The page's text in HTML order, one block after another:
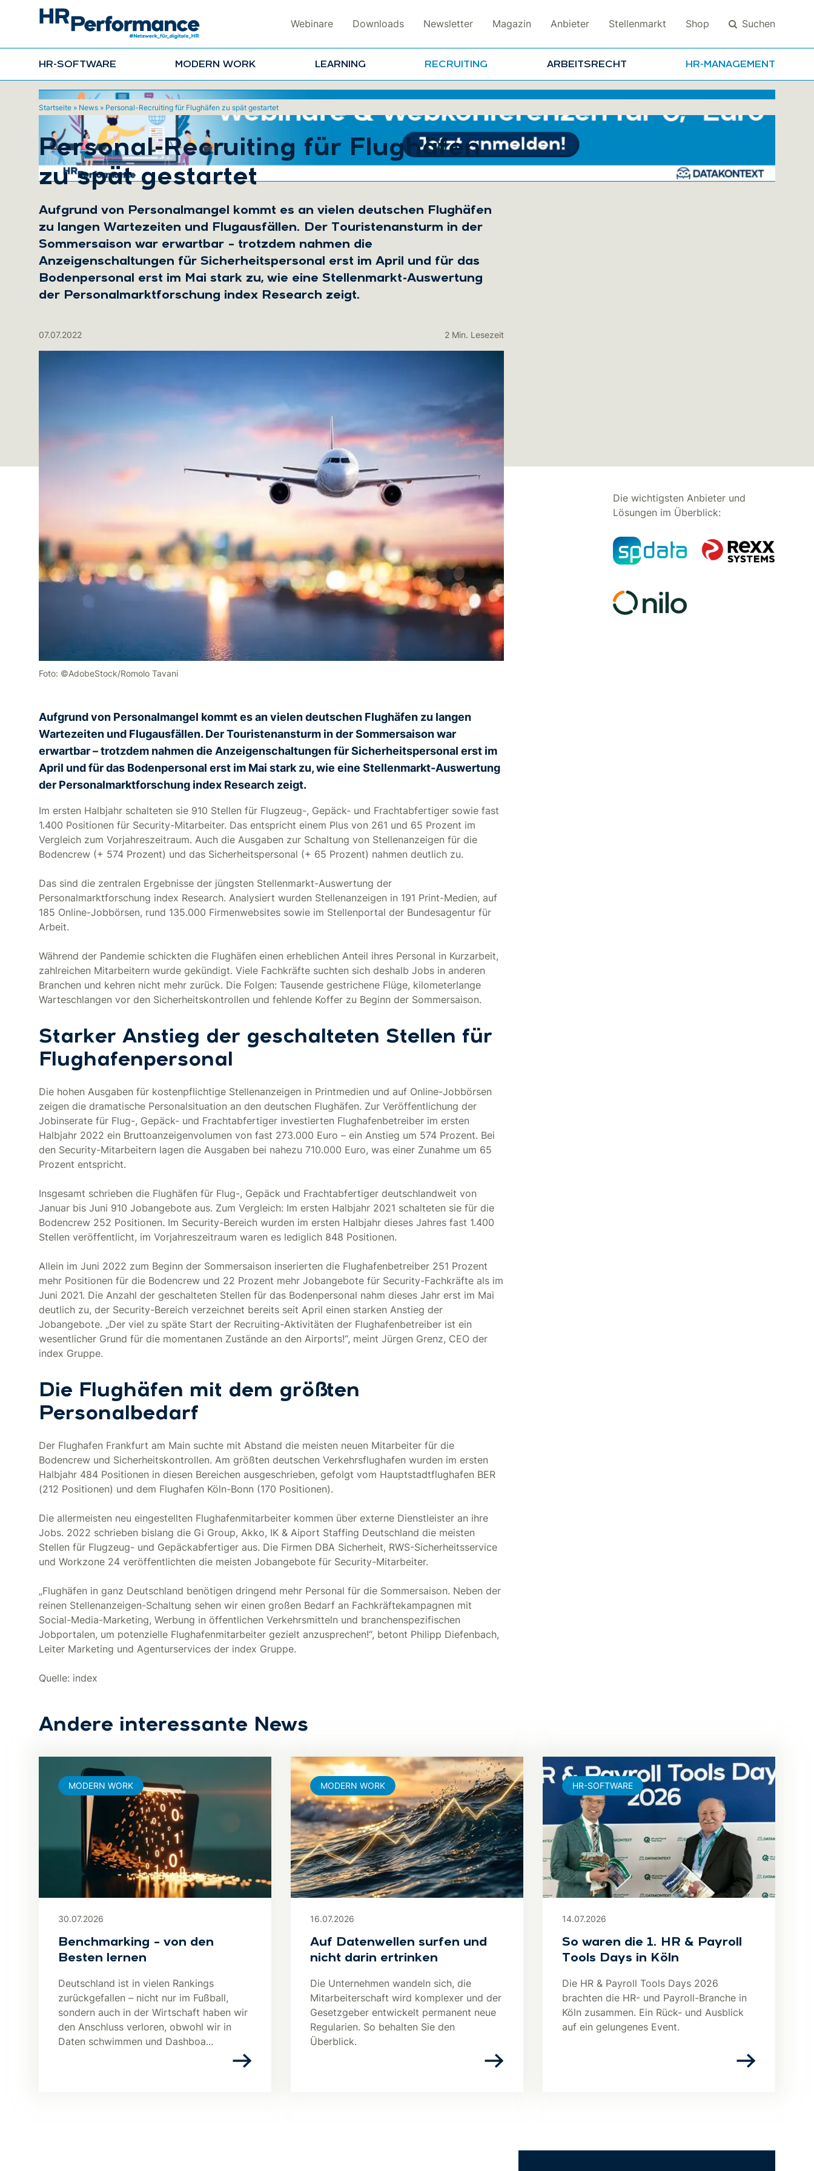
Webinare Downloads Newsletter Magazin Anbieter Stellenmarkt Shop Suchen
HR-SOFTWARE MODERN WORK LEARNING RECRUITING ARBEITSRECHT HR-MANAGEMENT
Startseite » News » Personal-Recruiting für Flughäfen zu spät gestartet
Personal-Recruiting für Flughäfen
zu spät gestartet
Aufgrund von Personalmangel kommt es an vielen deutschen Flughäfen
zu langen Wartezeiten und Flugausfällen. Der Touristenansturm in der
Sommersaison war erwartbar – trotzdem nahmen die
Anzeigenschaltungen für Sicherheitspersonal erst im April und für das
Bodenpersonal erst im Mai stark zu, wie eine Stellenmarkt-Auswertung
der Personalmarktforschung index Research zeigt.
07.07.2022 2 Min. Lesezeit
Foto: ©AdobeStock/Romolo Tavani
Aufgrund von Personalmangel kommt es an vielen deutschen Flughäfen zu langen
Wartezeiten und Flugausfällen. Der Touristenansturm in der Sommersaison war
erwartbar – trotzdem nahmen die Anzeigenschaltungen für Sicherheitspersonal erst im
April und für das Bodenpersonal erst im Mai stark zu, wie eine Stellenmarkt-Auswertung
der Personalmarktforschung index Research zeigt.
Im ersten Halbjahr schalteten sie 910 Stellen für Flugzeug-, Gepäck- und Frachtabfertiger sowie fast
1.400 Positionen für Security-Mitarbeiter. Das entspricht einem Plus von 261 und 65 Prozent im
Vergleich zum Vorjahreszeitraum. Auch die Ausgaben zur Schaltung von Stellenanzeigen für die
Bodencrew (+ 574 Prozent) und das Sicherheitspersonal (+ 65 Prozent) nahmen deutlich zu.
Das sind die zentralen Ergebnisse der jüngsten Stellenmarkt-Auswertung der
Personalmarktforschung index Research. Analysiert wurden Stellenanzeigen in 191 Print-Medien, auf
185 Online-Jobbörsen, rund 135.000 Firmenwebsites sowie im Stellenportal der Bundesagentur für
Arbeit.
Während der Pandemie schickten die Flughäfen einen erheblichen Anteil ihres Personal in Kurzarbeit,
zahlreichen Mitarbeitern wurde gekündigt. Viele Fachkräfte suchten sich deshalb Jobs in anderen
Branchen und kehren nicht mehr zurück. Die Folgen: Tausende gestrichene Flüge, kilometerlange
Warteschlangen vor den Sicherheitskontrollen und fehlende Koffer zu Beginn der Sommersaison.
Starker Anstieg der geschalteten Stellen für
Flughafenpersonal
Die hohen Ausgaben für kostenpflichtige Stellenanzeigen in Printmedien und auf Online-Jobbörsen
zeigen die dramatische Personalsituation an den deutschen Flughäfen. Zur Veröffentlichung der
Jobinserate für Flug-, Gepäck- und Frachtabfertiger investierten Flughafenbetreiber im ersten
Halbjahr 2022 ein Bruttoanzeigenvolumen von fast 273.000 Euro – ein Anstieg um 574 Prozent. Bei
den Security-Mitarbeitern lagen die Ausgaben bei nahezu 710.000 Euro, was einer Zunahme um 65
Prozent entspricht.
Insgesamt schrieben die Flughäfen für Flug-, Gepäck und Frachtabfertiger deutschlandweit von
Januar bis Juni 910 Jobangebote aus. Zum Vergleich: Im ersten Halbjahr 2021 schalteten sie für die
Bodencrew 252 Positionen. Im Security-Bereich wurden im ersten Halbjahr dieses Jahres fast 1.400
Stellen veröffentlicht, im Vorjahreszeitraum waren es lediglich 848 Positionen.
Allein im Juni 2022 zum Beginn der Sommersaison inserierten die Flughafenbetreiber 251 Prozent
mehr Positionen für die Bodencrew und 22 Prozent mehr Jobangebote für Security-Fachkräfte als im
Juni 2021. Die Anzahl der geschalteten Stellen für das Bodenpersonal nahm dieses Jahr erst im Mai
deutlich zu, der Security-Bereich verzeichnet bereits seit April einen starken Anstieg der
Jobangebote. „Der viel zu späte Start der Recruiting-Aktivitäten der Flughafenbetreiber ist ein
wesentlicher Grund für die momentanen Zustände an den Airports!“, meint Jürgen Grenz, CEO der
index Gruppe.
Die Flughäfen mit dem größten
Personalbedarf
Der Flughafen Frankfurt am Main suchte mit Abstand die meisten neuen Mitarbeiter für die
Bodencrew und Sicherheitskontrollen. Am größten deutschen Verkehrsflughafen wurden im ersten
Halbjahr 484 Positionen in diesen Bereichen ausgeschrieben, gefolgt vom Hauptstadtflughafen BER
(212 Positionen) und dem Flughafen Köln-Bonn (170 Positionen).
Die allermeisten neu eingestellten Flughafenmitarbeiter kommen über externe Dienstleister an ihre
Jobs. 2022 schrieben bislang die Gi Group, Akko, IK & Aiport Staffing Deutschland die meisten
Stellen für Flugzeug- und Gepäckabfertiger aus. Die Firmen DBA Sicherheit, RWS-Sicherheitsservice
und Workzone 24 veröffentlichten die meisten Jobangebote für Security-Mitarbeiter.
„Flughäfen in ganz Deutschland benötigen dringend mehr Personal für die Sommersaison. Neben der
reinen Stellenanzeigen-Schaltung sehen wir einen großen Bedarf an Fachkräftekampagnen mit
Social-Media-Marketing, Werbung in öffentlichen Verkehrsmitteln und branchenspezifischen
Jobportalen, um potenzielle Flughafenmitarbeiter gezielt anzusprechen!“, betont Philipp Diefenbach,
Leiter Marketing und Agenturservices der index Gruppe.
Quelle: index
Die wichtigsten Anbieter und
Lösungen im Überblick:
Andere interessante News
30.07.2026
Benchmarking – von den
Besten lernen
Deutschland ist in vielen Rankings
zurückgefallen – nicht nur im Fußball,
sondern auch in der Wirtschaft haben wir
den Anschluss verloren, obwohl wir in
Daten schwimmen und Dashboa...
MODERN WORK
16.07.2026
Auf Datenwellen surfen und
nicht darin ertrinken
Die Unternehmen wandeln sich, die
Mitarbeiterschaft wird komplexer und der
Gesetzgeber entwickelt permanent neue
Regularien. So behalten Sie den
Überblick.
MODERN WORK
14.07.2026
So waren die 1. HR & Payroll
Tools Days in Köln
Die HR & Payroll Tools Days 2026
brachten die HR- und Payroll-Branche in
Köln zusammen. Ein Rück- und Ausblick
auf ein gelungenes Event.
HR-SOFTWARE